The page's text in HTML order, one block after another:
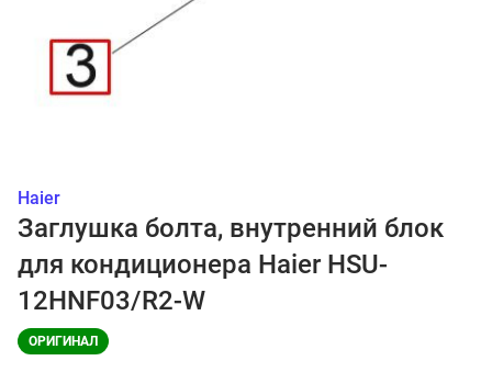
Haier
Заглушка болта, внутренний блок
для кондиционера Haier HSU-
12HNF03/R2-W
ОРИГИНАЛ